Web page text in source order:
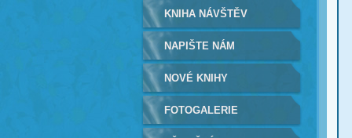
KNIHA NÁVŠTĚV
NAPIŠTE NÁM
NOVÉ KNIHY
FOTOGALERIE